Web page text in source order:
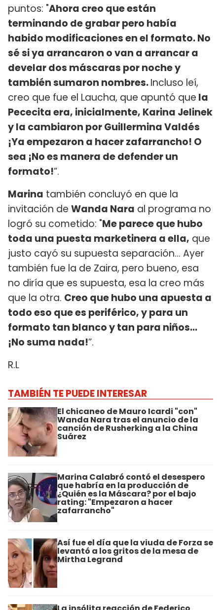
puntos: "Ahora creo que están
terminando de grabar pero había
habido modificaciones en el formato. No
sé si ya arrancaron o van a arrancar a
develar dos máscaras por noche y
también sumaron nombres.Incluso leí,
creo que fue el Laucha, que apuntó que la
Pececita era, inicialmente, Karina Jelinek
y la cambiaron por Guillermina Valdés
¡Ya empezaron a hacer zafarrancho! O
sea ¡No es manera de defender un
formato!”.
Marina también concluyó en que la
invitación de Wanda Nara al programa no
logró su cometido: "Me parece que hubo
toda una puesta marketinera a ella, que
justo cayó su supuesta separación… Ayer
también fue la de Zaira, pero bueno, esa
no diría que es supuesta, esa la creo más
que la otra. Creo que hubo una apuesta a
todo eso que es periférico, y para un
formato tan blanco y tan para niños…
¡No suma nada!”.
R.L
TAMBIÉN TE PUEDE INTERESAR
El chicaneo de Mauro Icardi "con"
Wanda Nara tras el anuncio de la
canción de Rusherking a la China
Suárez
Marina Calabró contó el desespero
que habría en la producción de
¿Quién es la Máscara? por el bajo
rating: "Empezaron a hacer
zafarrancho"
Así fue el día que la viuda de Forza se
levantó a los gritos de la mesa de
Mirtha Legrand